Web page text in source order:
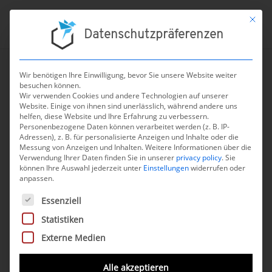
←zur Übersicht aller Nachrichten
Malte Bucksch im
Podcast „DiGA Talk“ zur
Zukunft von DiGA
27. September 2024
In der dritten Folge des Podcasts „
wohin geht die Reise?
Herausforderungen im Bereich der Digitalen
Mit
Datenschutzpräferenzen
Wir benötigen Ihre Einwilligung, bevor Sie unsere Website weiter
besuchen können.
Wir verwenden Cookies und andere Technologien auf unserer
Website. Einige von ihnen sind unerlässlich, während andere uns
helfen, diese Website und Ihre Erfahrung zu verbessern.
Personenbezogene Daten können verarbeitet werden (z. B. IP-
Adressen), z. B. für personalisierte Anzeigen und Inhalte oder die
Messung von Anzeigen und Inhalten.Weitere Informationen über die
Verwendung Ihrer Daten finden Sie in unserer privacy policy.Sie
können Ihre Auswahl jederzeit unter Einstellungenwiderrufen oder
anpassen.
Es folgt eine Liste der Service-Gruppen, für die eine
Essenziell
Statistiken
Externe Medien
Alle akzeptieren